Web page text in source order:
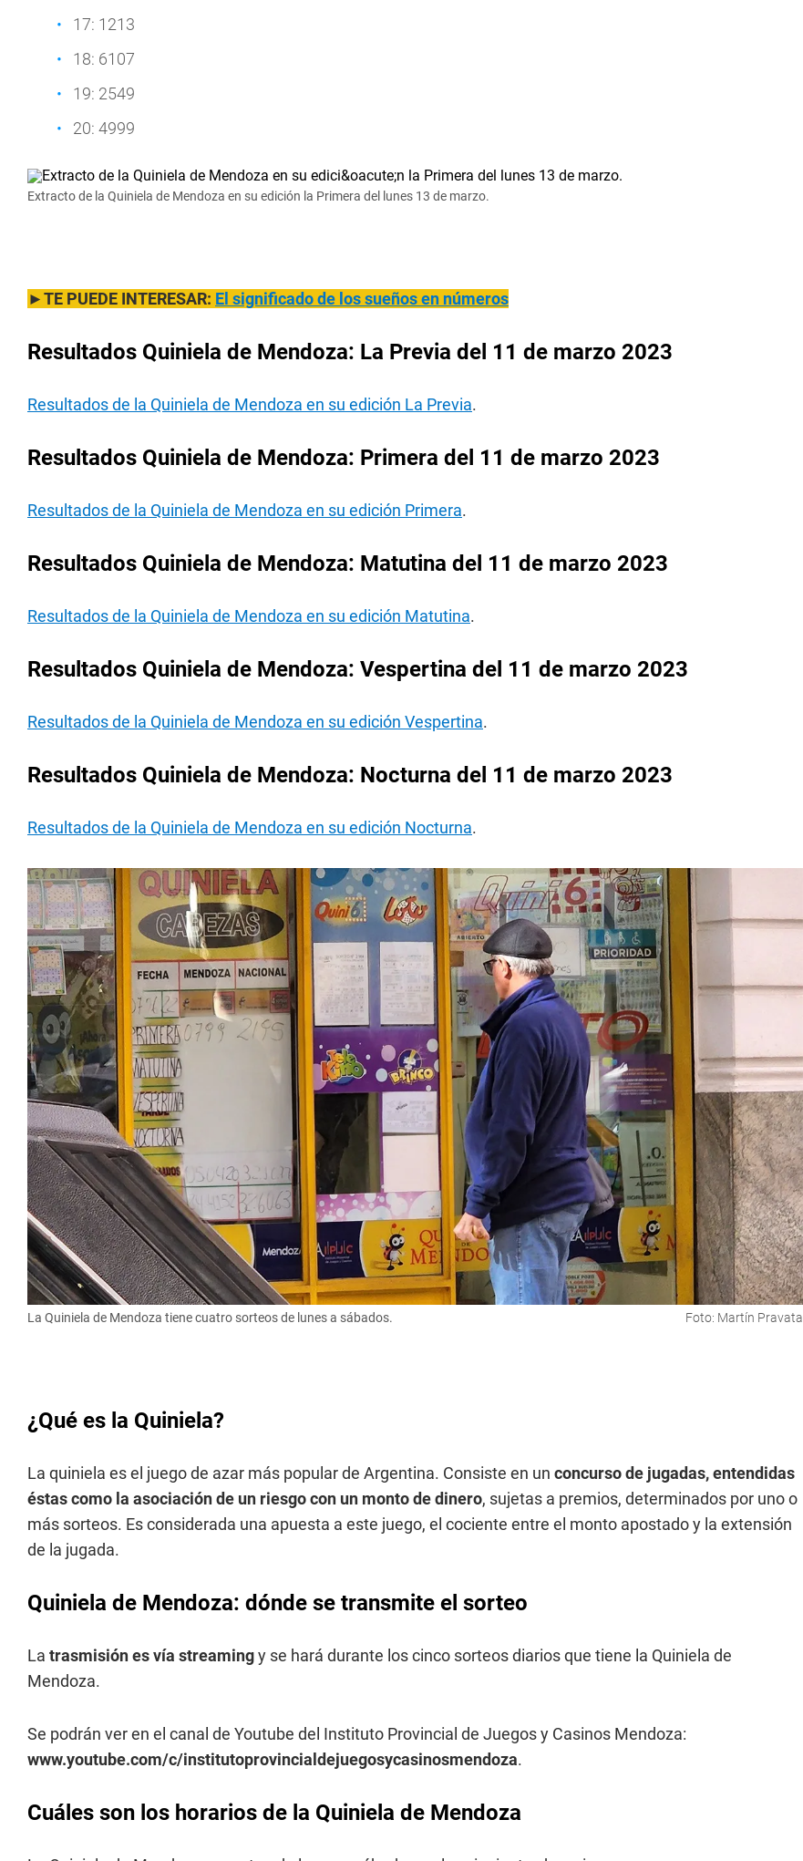
17: 1213
18: 6107
19: 2549
20: 4999
Extracto de la Quiniela de Mendoza en su edición la Primera del lunes 13 de marzo.
►TE PUEDE INTERESAR: El significado de los sueños en números
Resultados Quiniela de Mendoza: La Previa del 11 de marzo 2023
Resultados de la Quiniela de Mendoza en su edición La Previa.
Resultados Quiniela de Mendoza: Primera del 11 de marzo 2023
Resultados de la Quiniela de Mendoza en su edición Primera.
Resultados Quiniela de Mendoza: Matutina del 11 de marzo 2023
Resultados de la Quiniela de Mendoza en su edición Matutina.
Resultados Quiniela de Mendoza: Vespertina del 11 de marzo 2023
Resultados de la Quiniela de Mendoza en su edición Vespertina.
Resultados Quiniela de Mendoza: Nocturna del 11 de marzo 2023
Resultados de la Quiniela de Mendoza en su edición Nocturna.
La Quiniela de Mendoza tiene cuatro sorteos de lunes a sábados. Foto: Martín Pravata
¿Qué es la Quiniela?
La quiniela es el juego de azar más popular de Argentina. Consiste en un concurso de jugadas, entendidas
éstas como la asociación de un riesgo con un monto de dinero, sujetas a premios, determinados por uno o
más sorteos. Es considerada una apuesta a este juego, el cociente entre el monto apostado y la extensión
de la jugada.
Quiniela de Mendoza: dónde se transmite el sorteo
La trasmisión es vía streamingy se hará durante los cinco sorteos diarios que tiene la Quiniela de
Mendoza.
Se podrán ver en el canal de Youtube del Instituto Provincial de Juegos y Casinos Mendoza:
www.youtube.com/c/institutoprovincialdejuegosycasinosmendoza.
Cuáles son los horarios de la Quiniela de Mendoza